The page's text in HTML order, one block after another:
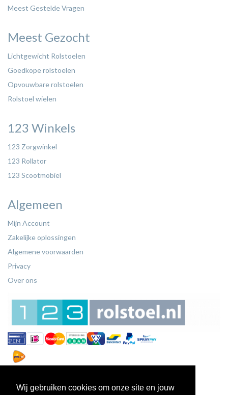
Wij gebruiken cookies om onze site en jouw
Meest Gestelde Vragen
Meest Gezocht
Lichtgewicht Rolstoelen
Goedkope rolstoelen
Opvouwbare rolstoelen
Rolstoel wielen
123 Winkels
123 Zorgwinkel
123 Rollator
123 Scootmobiel
Algemeen
Mijn Account
Zakelijke oplossingen
Algemene voorwaarden
Privacy
Over ons